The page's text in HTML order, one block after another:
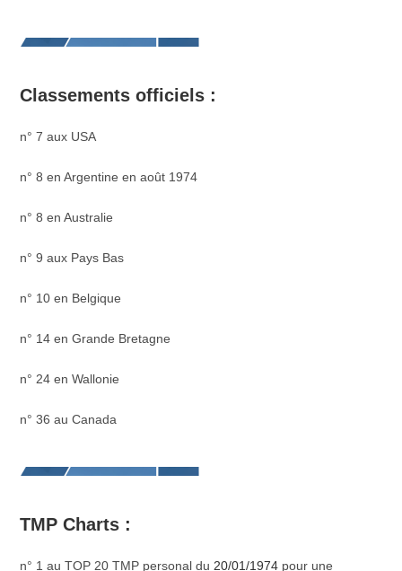
Classements officiels :
n° 7 aux USA
n° 8 en Argentine en août 1974
n° 8 en Australie
n° 9 aux Pays Bas
n° 10 en Belgique
n° 14 en Grande Bretagne
n° 24 en Wallonie
n° 36 au Canada
TMP Charts :
n° 1 au TOP 20 TMP personal du 20/01/1974 pour une